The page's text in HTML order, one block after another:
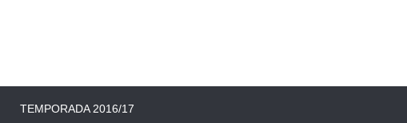
TEMPORADA 2016/17